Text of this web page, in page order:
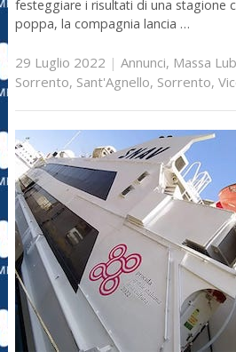
festeggiare i risultati di una stagione
poppa, la compagnia lancia …
29 Luglio 2022 | Annunci, Massa
Sorrento, Sant'Agnello, Sorrento,